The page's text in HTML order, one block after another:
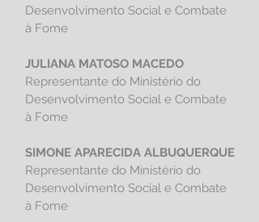
Desenvolvimento Social e Combate
à Fome
JULIANA MATOSO MACEDO
Representante do Ministério do
Desenvolvimento Social e Combate
à Fome
SIMONE APARECIDA ALBUQUERQUE
Representante do Ministério do
Desenvolvimento Social e Combate
à Fome